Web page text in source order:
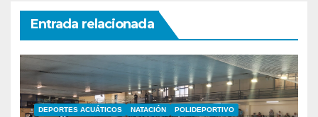
Entrada relacionada
DEPORTES ACUÁTICOS NATACIÓN POLIDEPORTIVO